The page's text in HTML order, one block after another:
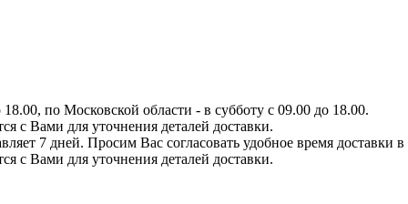
по Московской области - в субботу с 09.00 до 18.00.
с Вами для уточнения деталей доставки.
7 дней. Просим Вас согласовать удобное время доставки
с Вами для уточнения деталей доставки.